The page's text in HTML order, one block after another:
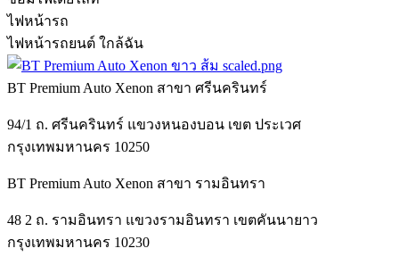
ไฟหน้ารถ
ไฟหน้ารถยนต์ ใกล้ฉัน
BT Premium Auto Xenon สาขา ศรีนครินทร์
94/1 ถ. ศรีนครินทร์ แขวงหนองบอน เขต ประเวศ
กรุงเทพมหานคร 10250
BT Premium Auto Xenon สาขา รามอินทรา
48 2 ถ. รามอินทรา แขวงรามอินทรา เขตคันนายาว
กรุงเทพมหานคร 10230